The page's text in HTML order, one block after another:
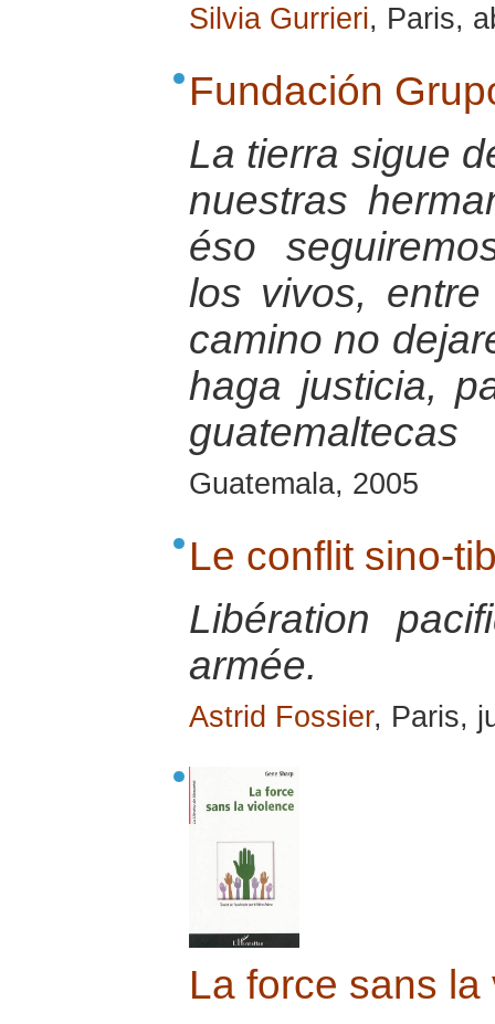
Silvia Gurrieri, Paris,
Fundación
La tierra sigue
nuestras
éso
los vivos,
camino no
haga justicia,
guatemaltecas
Guatemala, 2005
Le conflit sino-
Libération
armée.
Astrid Fossier, Paris,
La force sans la